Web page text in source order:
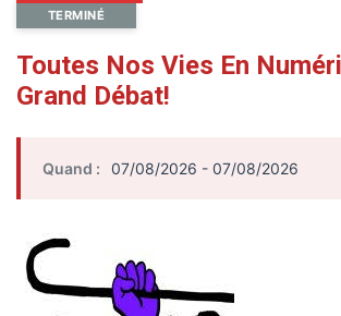
TERMINÉ
Toutes Nos Vies En
Grand Débat!
Quand : 07/08/2026 - 07/08/2026